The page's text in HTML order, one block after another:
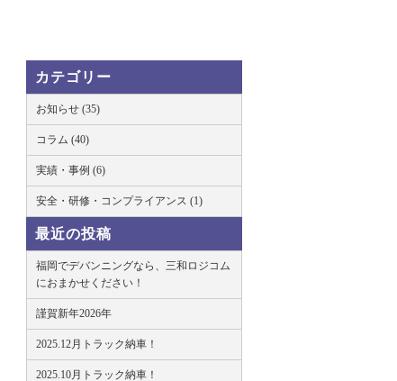
カテゴリー
お知らせ (35)
コラム (40)
実績・事例 (6)
安全・研修・コンプライアンス (1)
最近の投稿
福岡でデバンニングなら、三和ロジコム
におまかせください！
謹賀新年2026年
2025.12月トラック納車！
2025.10月トラック納車！